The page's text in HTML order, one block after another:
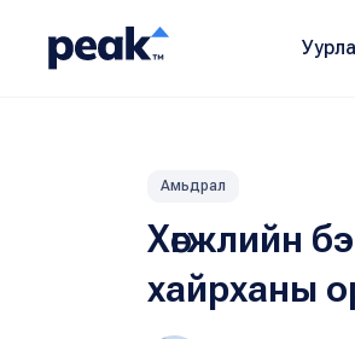
Амьдрал
Хөгжлийн
хайрханы